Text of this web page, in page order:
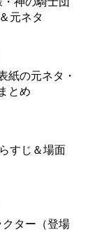
元ネタ
紙の元ネタ・
とめ
すじ＆場面
クター（登場